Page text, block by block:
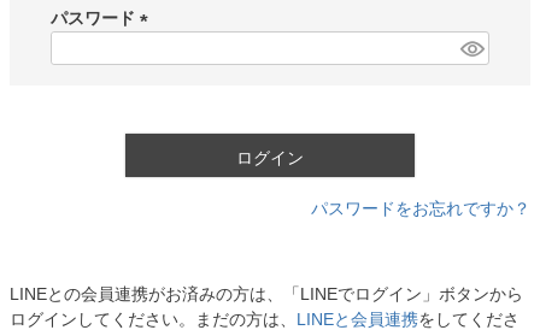
)
パスワード
ログイン
パスワードをお忘れですか？
LINEとの会員連携がお済みの方は、「LINEでログイン」ボタンから
ログインしてください。まだの方は、 LINEと会員連携をしてくださ